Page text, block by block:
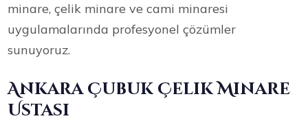
minare, çelik minare ve cami minaresi
uygulamalarında profesyonel çözümler
sunuyoruz.
Ankara Çubuk Çelik Minare
Ustası